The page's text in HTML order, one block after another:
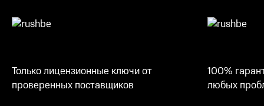
Только лицензионные ключи от
проверенных поставщиков
100%
любых